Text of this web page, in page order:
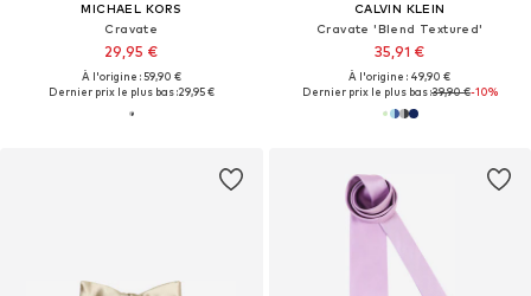
MICHAEL KORS
Cravate
29,95 €
À l'origine : 59,90 €
Dernier prix le plus bas :29,95 €
CALVIN KLEIN
Cravate 'Blend Textured'
35,91 €
À l'origine : 49,90 €
Dernier prix le plus bas :39,90 €-10%